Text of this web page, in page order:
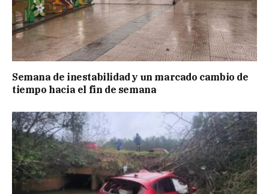
Semana de inestabilidad y un marcado cambio de
tiempo hacia el fin de semana